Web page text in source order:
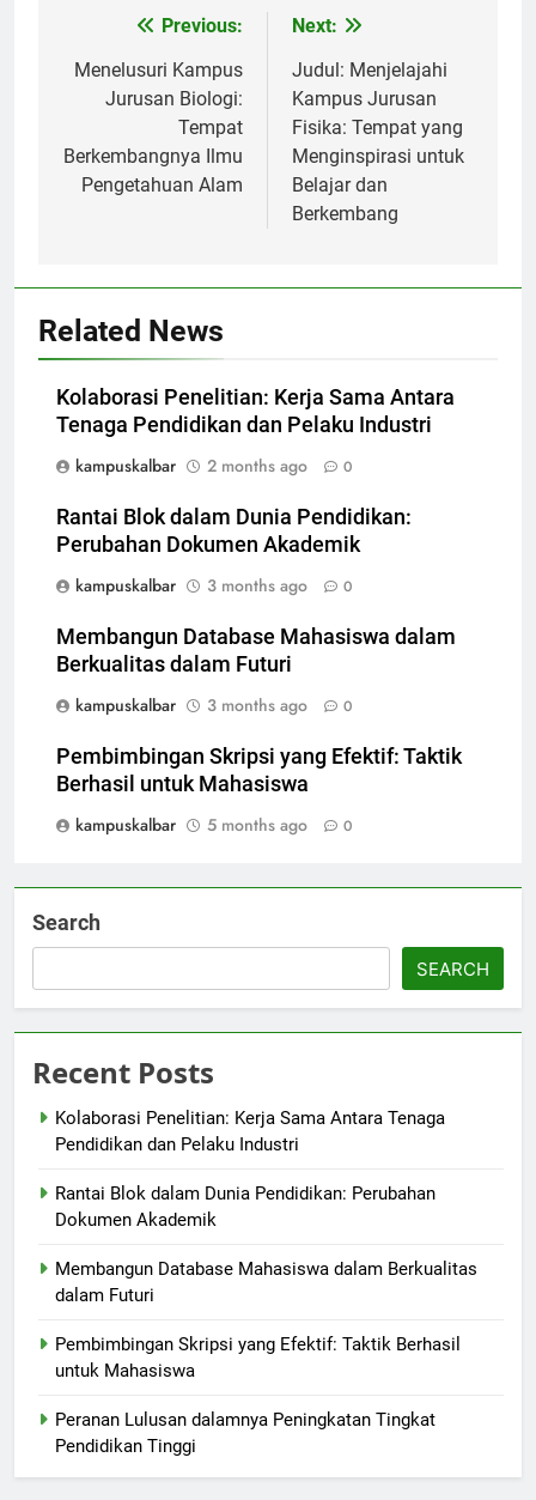
navigation
Previous:
Menelusuri Kampus
Jurusan Biologi:
Tempat
Berkembangnya Ilmu
Pengetahuan Alam
Next:
Judul: Menjelajahi
Kampus Jurusan
Fisika: Tempat yang
Menginspirasi untuk
Belajar dan
Berkembang
Related News
Kolaborasi Penelitian: Kerja Sama Antara
Tenaga Pendidikan dan Pelaku Industri
kampuskalbar
2 months ago 0
Rantai Blok dalam Dunia Pendidikan:
Perubahan Dokumen Akademik
kampuskalbar
3 months ago 0
Membangun Database Mahasiswa dalam
Berkualitas dalam Futuri
kampuskalbar
3 months ago 0
Pembimbingan Skripsi yang Efektif: Taktik
Berhasil untuk Mahasiswa
kampuskalbar
5 months ago 0
Search
SEARCH
Recent Posts
Kolaborasi Penelitian: Kerja Sama Antara Tenaga
Pendidikan dan Pelaku Industri
Rantai Blok dalam Dunia Pendidikan: Perubahan
Dokumen Akademik
Membangun Database Mahasiswa dalam Berkualitas
dalam Futuri
Pembimbingan Skripsi yang Efektif: Taktik Berhasil
untuk Mahasiswa
Peranan Lulusan dalamnya Peningkatan Tingkat
Pendidikan Tinggi